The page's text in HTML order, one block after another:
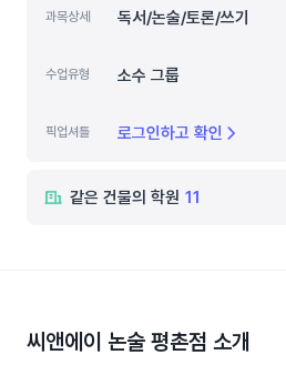
과목상세 독서/논술/토론/쓰기
수업유형 소수 그룹
픽업셔틀 로그인하고 확인
같은 건물의 학원 11
씨앤에이 논술 평촌점 소개